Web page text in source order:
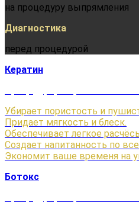
на процедуру выпрямления
Диагностика
перед процедурой
Кератин
Убирает пористость и
Придает мягкость и блеск.
Обеспечивает легкое
Создает напитанность по
Экономит ваше временя на
Ботокс